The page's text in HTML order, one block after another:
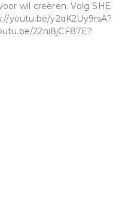
wil creëren. Volg SHE
youtu.be/y2qK2Uy9rsA?
22ni8jCF87E?